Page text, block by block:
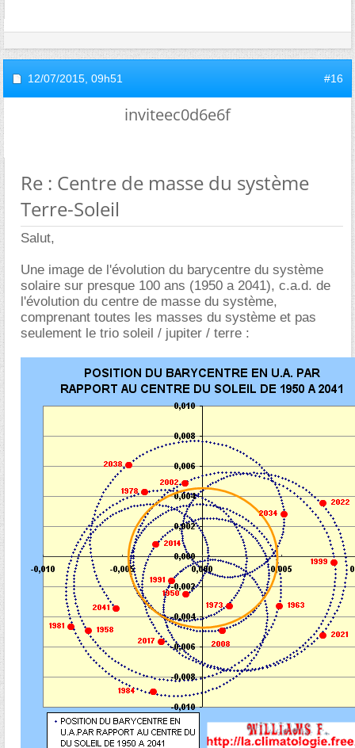
12/07/2015, 09h51 #16
inviteec0d6e6f
Re : Centre de masse du système
Terre-Soleil
Salut,
Une image de l'évolution du barycentre du système
solaire sur presque 100 ans (1950 a 2041), c.a.d. de
l'évolution du centre de masse du système,
comprenant toutes les masses du système et pas
seulement le trio soleil / jupiter / terre :